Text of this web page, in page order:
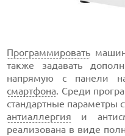
Программировать
также задавать
напрямую с панели
смартфона. Среди
стандартные параметры
антиаллергия и
реализована в виде